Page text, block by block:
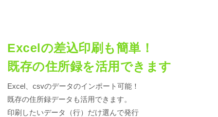
Excelの差込印刷も簡単！
既存の住所録を活用できます
Excel、csvのデータのインポート可能！
既存の住所録データも活用できます。
印刷したいデータ（行）だけ選んで発行